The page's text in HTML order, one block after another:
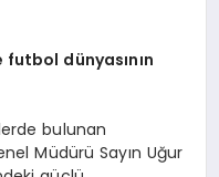
dünyasının
bulunan
Müdürü Sayın Uğur